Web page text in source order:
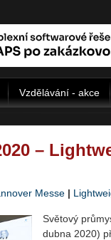
Vzdělávání - akce
–
Messe |
Svě­to­vý
dubna 2020)